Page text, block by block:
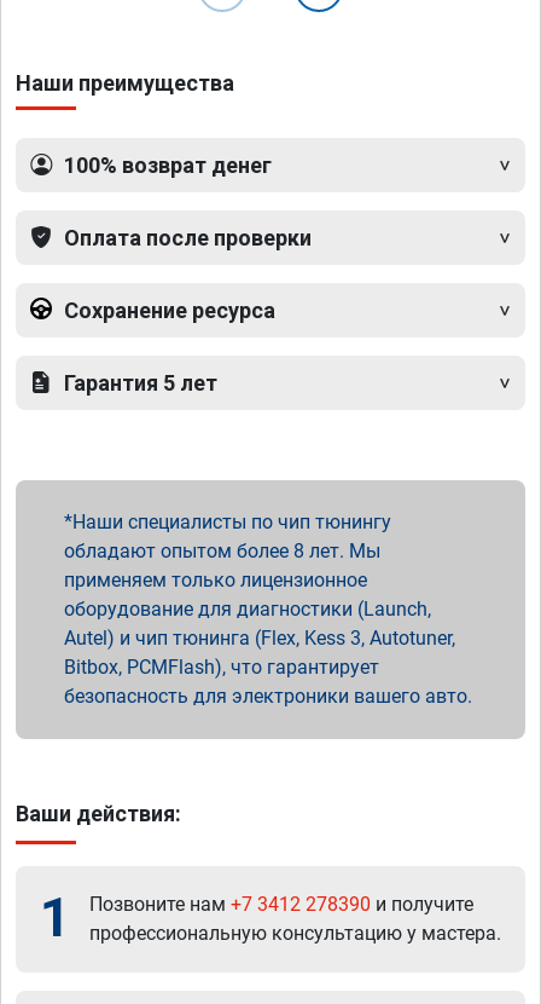
Наши преимущества
100% возврат денег
Оплата после проверки
Сохранение ресурса
Гарантия 5 лет
Наши специалисты по чип тюнингу
обладают опытом более 8 лет. Мы
применяем только лицензионное
оборудование для диагностики (Launch,
Autel) и чип тюнинга (Flex, Kess 3, Autotuner,
Bitbox, PCMFlash), что гарантирует
безопасность для электроники вашего авто.
Ваши действия:
1 Позвоните нам +7 3412 278390 и получите
профессиональную консультацию у мастера.